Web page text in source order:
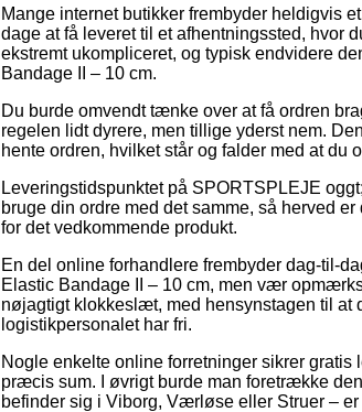
Mange internet butikker frembyder heldigvis
dage at få leveret til et afhentningssted, hvor
ekstremt ukompliceret, og typisk endvidere
Bandage II – 10 cm.
Du burde omvendt tænke over at få ordren
regelen lidt dyrere, men tillige yderst nem.
hente ordren, hvilket står og falder med at
Leveringstidspunktet på SPORTSPLEJE
bruge din ordre med det samme, så herved
for det vedkommende produkt.
En del online forhandlere frembyder dag-til-
Elastic Bandage II – 10 cm, men vær
nøjagtigt klokkeslæt, med hensynstagen til at
logistikpersonalet har fri.
Nogle enkelte online forretninger sikrer
præcis sum. I øvrigt burde man foretrække
befinder sig i Viborg, Værløse eller Struer –